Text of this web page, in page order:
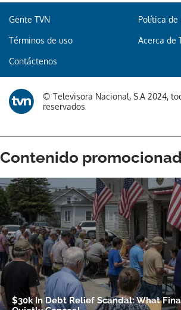
Gente TVN Política de
Términos de uso Acerca de
Contáctenos
© Televisora Nacional, S.A 2024,
reservados